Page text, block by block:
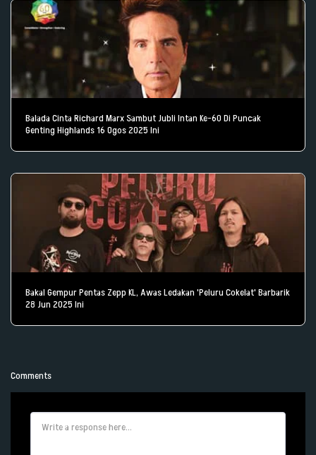
Balada Cinta Richard Marx Sambut Jubli Intan Ke-60 Di Puncak
Genting Highlands 16 Ogos 2025 Ini
Bakal Gempur Pentas Zepp KL, Awas Ledakan 'Peluru Cokelat' Barbarik
28 Jun 2025 Ini
Comments